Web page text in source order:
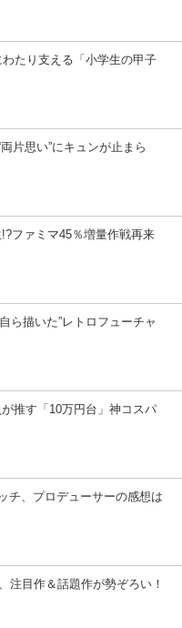
たり支える「小学生の甲子
片思い”にキュンが止まら
ファミマ45％増量作戦再来
ら描いた”レトロフューチャ
が推す「10万円台」神コスパ
チ、プロデューサーの感想は
注目作＆話題作が勢ぞろい！